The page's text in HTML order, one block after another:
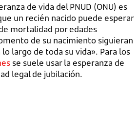
de vida del PNUD (ONU) es
un recién nacido puede esperar
mortalidad por edades
de su nacimiento siguieran
largo de toda su vida». Para los
se suele usar la esperanza de
legal de jubilación.